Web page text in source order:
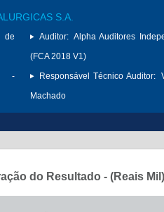
S.A.
de
-
Auditor: Alpha Auditores
(FCA 2018 V1)
Responsável Técnico Auditor:
Machado